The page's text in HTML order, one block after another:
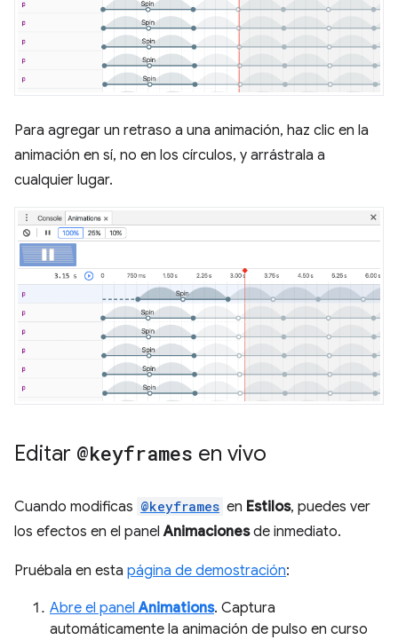
Para agregar un retraso a una animación, haz clic en la
animación en sí, no en los círculos, y arrástrala a
cualquier lugar.
Editar @keyframes en vivo
Cuando modificas @keyframes en Estilos, puedes ver
los efectos en el panelAnimacionesde inmediato.
Pruébala en esta página de demostración:
Abre el panelAnimations. Captura
automáticamente la animación de pulso en curso